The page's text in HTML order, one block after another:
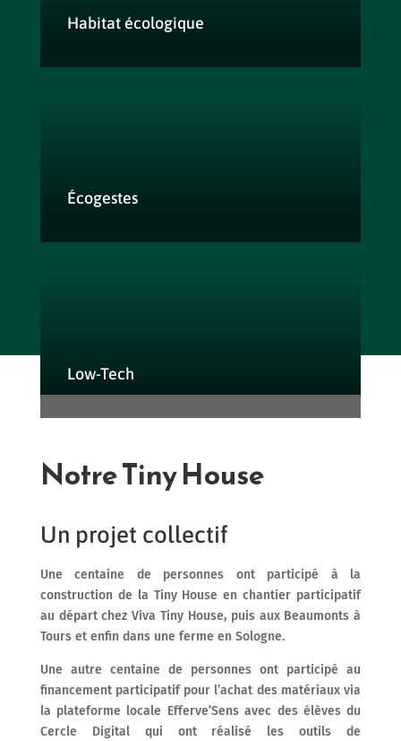
Habitat écologique
Écogestes
Low-Tech
Notre Tiny House
Un projet collectif
Une centaine de personnes ont participé à la
construction de la Tiny House en chantier participatif
au départ chez Viva Tiny House, puis aux Beaumonts à
Tours et enfin dans une ferme en Sologne.
Une autre centaine de personnes ont participé au
financement participatif pour l’achat des matériaux via
la plateforme locale Efferve’Sens avec des élèves du
Cercle Digital qui ont réalisé les outils de